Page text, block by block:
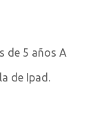
de 5 años A
de Ipad.